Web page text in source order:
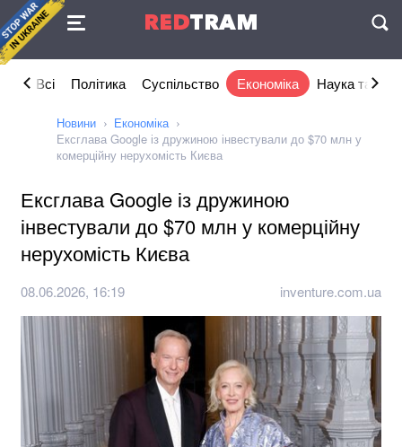
REDTRAM
Угода
Всі Політика Суспільство Економіка Наука та IT
Новини
Економіка
Ексглава Google із дружиною інвестували до $70 млн у
комерційну нерухомість Києва
Ексглава Google із дружиною
інвестували до $70 млн у комерційну
нерухомість Києва
08.06.2026, 16:19 inventure.com.ua